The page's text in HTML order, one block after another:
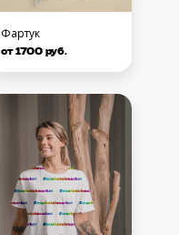
Фартук
от 1700 руб.